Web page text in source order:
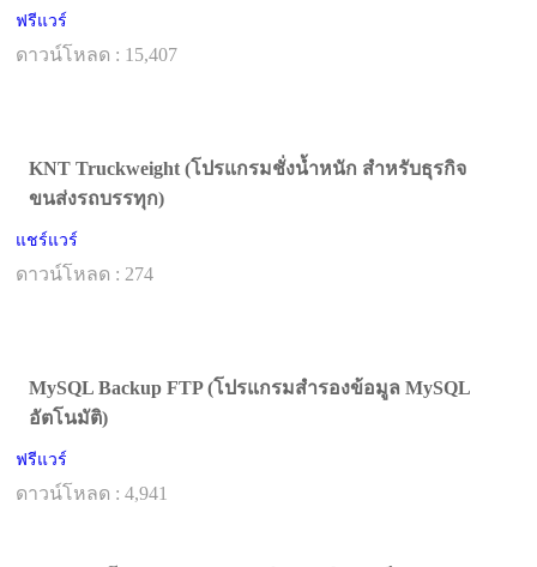
ฟรีแวร์
ดาวน์โหลด : 15,407
KNT Truckweight (โปรแกรมชั่งน้ำหนัก สำหรับธุรกิจ
ขนส่งรถบรรทุก)
แชร์แวร์
ดาวน์โหลด : 274
MySQL Backup FTP (โปรแกรมสำรองข้อมูล MySQL
อัตโนมัติ)
ฟรีแวร์
ดาวน์โหลด : 4,941